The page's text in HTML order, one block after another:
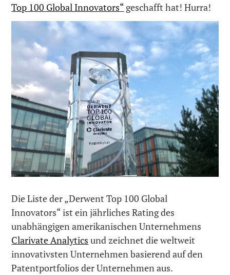
Top 100 Global Innovators“ geschafft hat! Hurra!
Die Liste der „Derwent Top 100 Global
Innovators“ ist ein jährliches Rating des
unabhängigen amerikanischen Unternehmens
Clarivate Analytics und zeichnet die weltweit
innovativsten Unternehmen basierend auf den
Patentportfolios der Unternehmen aus.